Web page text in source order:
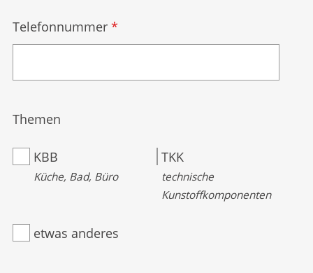
Telefonnummer *
Themen
KBB
Küche, Bad, Büro
TKK
technische
Kunstoffkomponenten
etwas anderes